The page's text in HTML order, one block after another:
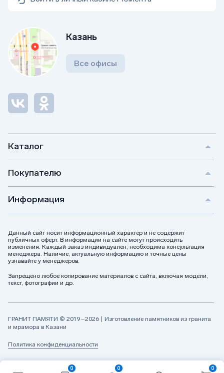
0 0 0
Каталог
Покупателю
Информация
Данный сайт носит информационный характер и не содержит
публичных оферт. В информации на сайте могут происходить
изменения. Каждый заказ индивидуален, необходима консультация
менеджера. Наличие, актуальную информацию и точные цены
узнавайте у менеджеров.
Запрещено любое копирование материалов с сайта, включая модели,
текст, фотографии и др.
Казань
Все офисы
ГРАНИТ ПАМЯТИ © 2019–2026 | Изготовление памятников из гранита
и мрамора в Казани
Политика конфиденциальности